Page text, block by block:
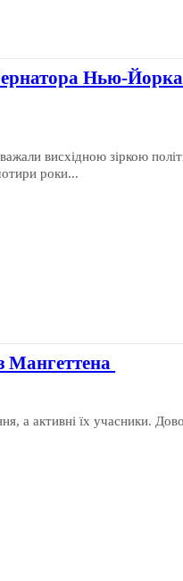
Нью-
висхідною зіркою
роки...
Мангеттена
а активні їх учасники.